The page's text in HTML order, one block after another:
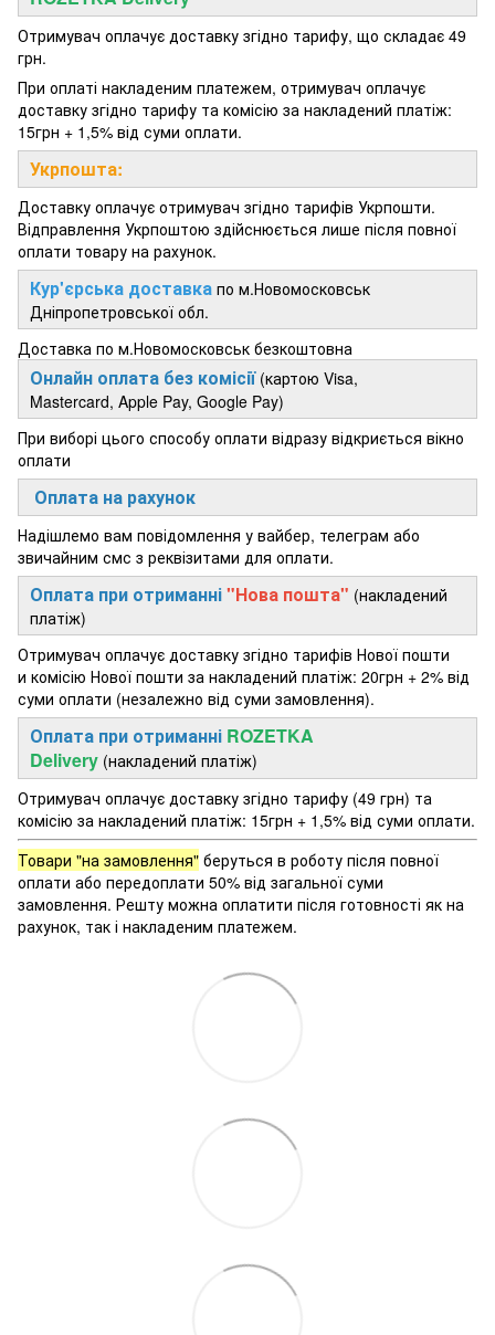
Отримувач оплачує доставку згідно тарифу, що складає 49
грн.
При оплаті накладеним платежем, отримувач оплачує
доставку згідно тарифу та комісію за накладений платіж:
15грн + 1,5% від суми оплати.
Укрпошта:
Доставку оплачує отримувач згідно тарифів Укрпошти.
Відправлення Укрпоштою здійснюється лише після повної
оплати товару на рахунок.
Кур'єрська доставка по м.Новомосковськ
Дніпропетровської обл.
Доставка по м.Новомосковськ безкоштовна
Онлайн оплата без комісії(картою Visa,
Mastercard, Apple Pay, Google Pay)
При виборі цього способу оплати відразу відкриється вікно
оплати
Оплата на рахунок
Надішлемо вам повідомлення у вайбер, телеграм або
звичайним смс з реквізитами для оплати.
Оплата при отриманні"Нова пошта" (накладений
платіж)
Отримувач оплачує доставку згідно тарифів Нової пошти
и комісію Нової пошти за накладений платіж: 20грн + 2% від
суми оплати (незалежно від суми замовлення).
Оплата при отриманні ROZETKA
Delivery (накладений платіж)
Отримувач оплачує доставку згідно тарифу (49 грн) та
комісію за накладений платіж: 15грн + 1,5% від суми оплати.
Товари "на замовлення" беруться в роботу після повної
оплати або передоплати 50% від загальної суми
замовлення. Решту можна оплатити після готовності як на
рахунок, так і накладеним платежем.